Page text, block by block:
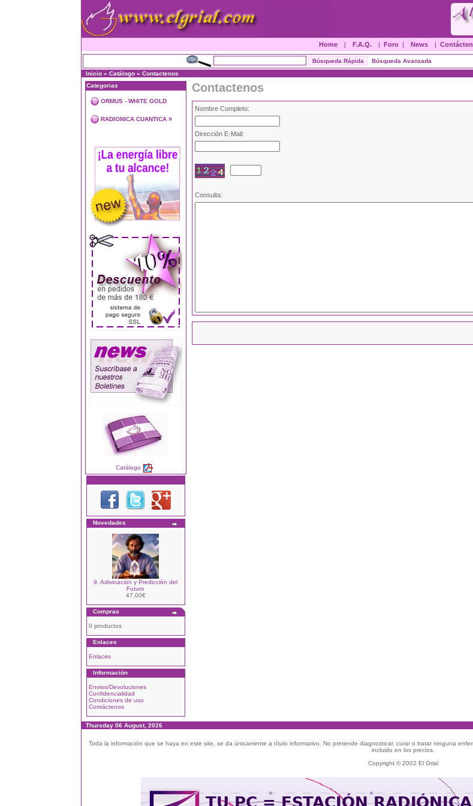
Home | F.A.Q. | Foro| News |
Búsqueda Avanzada
Inicio» Catálogo» Contactenos
Categorias
ORMUS - WHITE GOLD
RADIONICA CUANTICA»
Catálogo
Novedades
9. Adivinación y Predicción del
Futuro
47.00€
Compras
0 productos
Enlaces
Enlaces
Información
Envios/Devoluciones
Confidencialidad
Condiciones de uso
Contáctenos
Contactenos
Nombre Completo:
Dirección E-Mail:
Consulta:
Thursday 06 August, 2026
Toda la información que se haya en este site, se da únicamente a título informativo. No pretende diagnosticar, curar o tratar ninguna
incluido en los precios.
Copyright © 2002 El Grial